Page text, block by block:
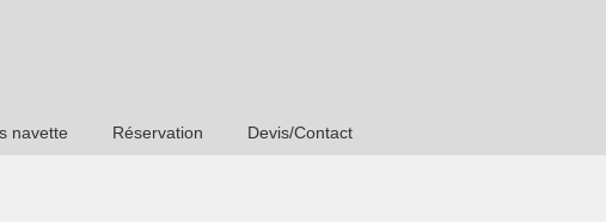
navette Réservation Devis/Contact